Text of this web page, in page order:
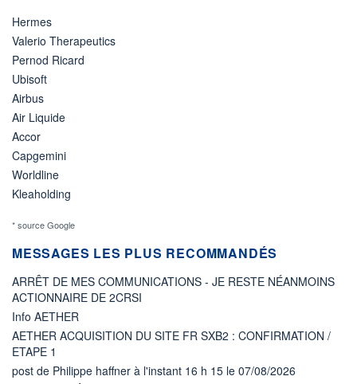
Hermes
Valerio Therapeutics
Pernod Ricard
Ubisoft
Airbus
Air Liquide
Accor
Capgemini
Worldline
Kleaholding
* source Google
MESSAGES LES PLUS RECOMMANDÉS
ARRÊT DE MES COMMUNICATIONS - JE RESTE NÉANMOINS
ACTIONNAIRE DE 2CRSI
Info AETHER
AETHER ACQUISITION DU SITE FR SXB2 : CONFIRMATION /
ETAPE 1
post de Philippe haffner à l'instant 16 h 15 le 07/08/2026